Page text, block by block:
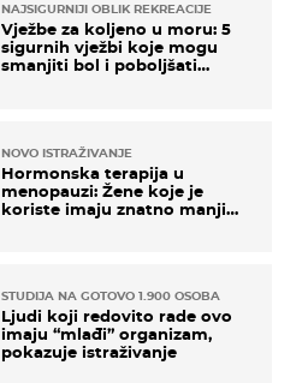
NAJSIGURNIJI OBLIK REKREACIJE
Vježbe za koljeno u moru: 5
sigurnih vježbi koje mogu
smanjiti bol i poboljšati
NOVO ISTRAŽIVANJE
Hormonska terapija u
menopauzi: Žene koje je
koriste imaju znatno manji
STUDIJA NA GOTOVO 1.900 OSOBA
Ljudi koji redovito rade ovo
imaju “mlađi” organizam,
pokazuje istraživanje